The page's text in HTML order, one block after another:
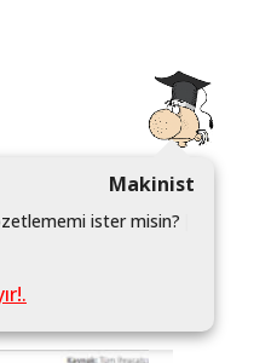
Makinist
zetlememi ister misin?
İHRACATININ